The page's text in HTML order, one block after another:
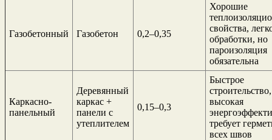
Газобетонный Газобетон 0,2–0,35
Хорошие
свойства,
обработки, но
пароизоляция
обязательна
Каркасно-
панельный
Деревянный
каркас +
панели с
утеплителем
0,15–0,3
Быстрое
строительство,
высокая
требует
всех швов